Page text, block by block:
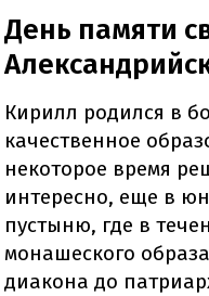
День памяти
Кирилл родился в
качественное
некоторое время
интересно, еще в
пустыню, где в
монашеского
диакона до